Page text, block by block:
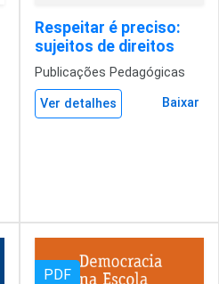
Respeitar é preciso:
sujeitos de direitos
Publicações Pedagógicas
Ver detalhes Baixar
PDF